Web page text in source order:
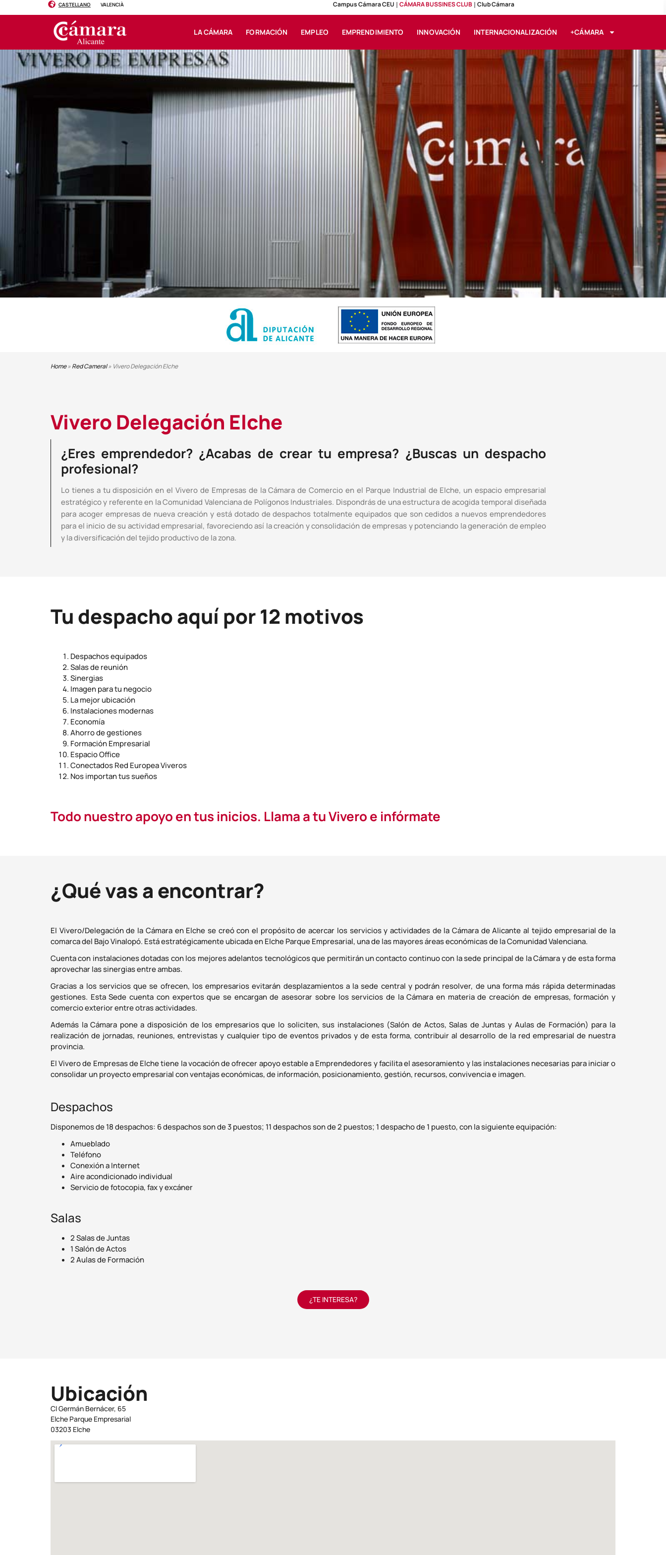
CASTELLANO VALENCIÀ Campus Cámara CEU CÁMARA BUSSINES CLUB Club Cámara
LA CÁMARA FORMACIÓN EMPLEO EMPRENDIMIENTO INNOVACIÓN INTERNACIONALIZACIÓN +CÁMARA
Home»Red Cameral» Vivero Delegación Elche
Vivero Delegación Elche
¿Eres emprendedor? ¿Acabas de crear tu empresa? ¿Buscas un despacho
profesional?
Lo tienes a tu disposición en el Vivero de Empresas de la Cámara de Comercio en el Parque Industrial de Elche, un espacio empresarial
estratégico y referente en la Comunidad Valenciana de Polígonos Industriales. Dispondrás de una estructura de acogida temporal diseñada
para acoger empresas de nueva creación y está dotado de despachos totalmente equipados que son cedidos a nuevos emprendedores
para el inicio de su actividad empresarial, favoreciendo así la creación y consolidación de empresas y potenciando la generación de empleo
y la diversificación del tejido productivo de la zona.
Tu despacho aquí por 12 motivos
Despachos equipados
Salas de reunión
Sinergias
Imagen para tu negocio
La mejor ubicación
Instalaciones modernas
Economía
Ahorro de gestiones
Formación Empresarial
Espacio Office
Conectados Red Europea Viveros
Nos importan tus sueños
Todo nuestro apoyo en tus inicios. Llama a tu Vivero e infórmate
¿Qué vas a encontrar?
El Vivero/Delegación de la Cámara en Elche se creó con el propósito de acercar los servicios y actividades de la Cámara de Alicante al tejido empresarial de la
comarca del Bajo Vinalopó. Está estratégicamente ubicada en Elche Parque Empresarial, una de las mayores áreas económicas de la Comunidad Valenciana.
Cuenta con instalaciones dotadas con los mejores adelantos tecnológicos que permitirán un contacto continuo con la sede principal de la Cámara y de esta forma
aprovechar las sinergias entre ambas.
Gracias a los servicios que se ofrecen, los empresarios evitarán desplazamientos a la sede central y podrán resolver, de una forma más rápida determinadas
gestiones. Esta Sede cuenta con expertos que se encargan de asesorar sobre los servicios de la Cámara en materia de creación de empresas, formación y
comercio exterior entre otras actividades.
Además la Cámara pone a disposición de los empresarios que lo soliciten, sus instalaciones (Salón de Actos, Salas de Juntas y Aulas de Formación) para la
realización de jornadas, reuniones, entrevistas y cualquier tipo de eventos privados y de esta forma, contribuir al desarrollo de la red empresarial de nuestra
provincia.
El Vivero de Empresas de Elche tiene la vocación de ofrecer apoyo estable a Emprendedores y facilita el asesoramiento y las instalaciones necesarias para iniciar o
consolidar un proyecto empresarial con ventajas económicas, de información, posicionamiento, gestión, recursos, convivencia e imagen.
Despachos
Disponemos de 18 despachos: 6 despachos son de 3 puestos; 11 despachos son de 2 puestos; 1 despacho de 1 puesto, con la siguiente equipación:
Amueblado
Teléfono
Conexión a Internet
Aire acondicionado individual
Servicio de fotocopia, fax y excáner
Salas
2 Salas de Juntas
1 Salón de Actos
2 Aulas de Formación
¿TE INTERESA?
Ubicación
Cl Germán Bernácer, 65
Elche Parque Empresarial
03203 Elche